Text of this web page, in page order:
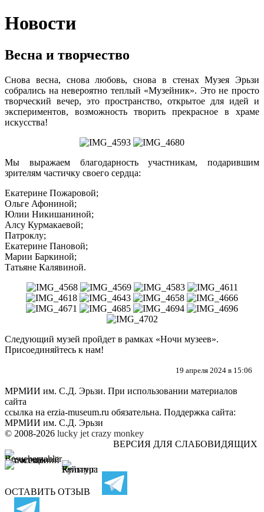
Новости
Весна и творчество
Снова весна, снова любовь, снова в стенах Музея Эрьзи
собрались на невероятно теплый «Музейник». Это не просто
творческий вечер, это пространство, открытое для идей и
экспериментов, возможность творить прекрасное в храме
искусства!
Мы выражаем благодарность участникам, подарившим
зрителям частичку своего сердца:
Екатерине Пожаровой;
Ольге Афониной;
Юлии Никишаниной;
Алсу Курмакаевой;
Патроклу;
Екатерине Пановой;
Марии Баркиной;
Татьяне Калявиной.
Следующий музей пройдет в рамках «Ночи музеев».
Присоединяйтесь к нам!
19 апреля 2024 в 15:06
МРМИИ им. С.Д. Эрьзи. При использовании материалов
сайта
ссылка на erzia-museum.ru обязательна. Поддержка сайта:
МРМИИ им. С.Д. Эрьзи
© 2008-2026 lucky jet crazy monkey
ВЕРСИЯ ДЛЯ СЛАБОВИДЯЩИХ
ОСТАВИТЬ ОТЗЫВ